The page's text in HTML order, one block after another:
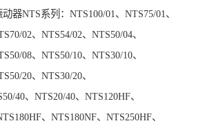
NTS系列：NTS100/01、NTS75/01、
02、NTS54/02、NTS50/04、
08、NTS50/10、NTS30/10、
20、NTS30/20、
40、NTS20/40、NTS120HF、
、NTS180NF、NTS250HF、